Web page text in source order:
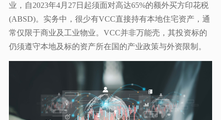
业，自2023年4月27日起须面对高达65%的额外买方印花税
(ABSD)。实务中，很少有VCC直接持有本地住宅资产，通
常仅限于商业及工业物业。VCC并非万能壳，其投资标的
仍须遵守本地及标的资产所在国的产业政策与外资限制。